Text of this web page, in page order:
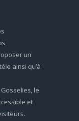
un
ainsi qu’à
le
et